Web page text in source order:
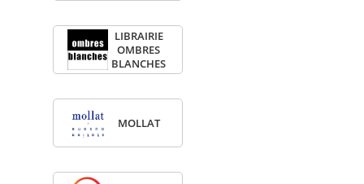
LIBRAI­RIE
OMBRES
BLANCHES
MOL­LAT